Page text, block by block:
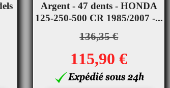
Argent - 47 dents - HONDA
125-250-500 CR 1985/2007 -...
136,35 €
115,90 €